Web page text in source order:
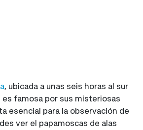
, ubicada a unas seis horas al sur
es famosa por sus misteriosas
esencial para la observación de
ver el papamoscas de alas